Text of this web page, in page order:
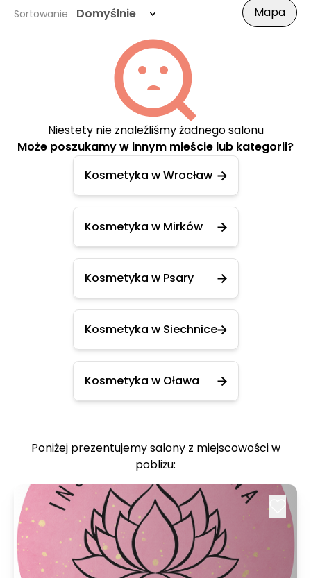
Sortowanie Domyślnie Mapa
Niestety nie znaleźliśmy żadnego salonu
Może poszukamy w innym mieście lub kategorii?
Kosmetyka w Wrocław
Kosmetyka w Mirków
Kosmetyka w Psary
Kosmetyka w Siechnice
Kosmetyka w Oława
Poniżej prezentujemy salony z miejscowości w
pobliżu: